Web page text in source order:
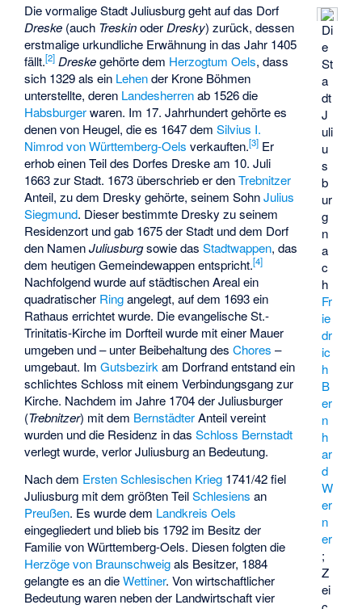
Di
e
St
a
dt
J
uli
u
s
b
ur
g
n
a
c
h
Fr
ie
dr
ic
h
B
er
n
h
ar
d
W
er
n
er
;
Z
ei
Die vormalige Stadt Juliusburg geht auf das Dorf
Dreske (auch TreskinoderDresky) zurück, dessen
erstmalige urkundliche Erwähnung in das Jahr 1405
fällt.[2] Dreskegehörte dem Herzogtum Oels, dass
sich 1329 als ein Lehender Krone Böhmen
unterstellte, deren Landesherrenab 1526 die
Habsburgerwaren. Im 17. Jahrhundert gehörte es
denen von Heugel, die es 1647 demSilvius I.
Nimrod von Württemberg-Oels verkauften.[3] Er
erhob einen Teil des Dorfes Dreske am 10. Juli
1663 zur Stadt. 1673 überschrieb er denTrebnitzer
Anteil, zu dem Dresky gehörte, seinem SohnJulius
Siegmund. Dieser bestimmte Dresky zu seinem
Residenzort und gab 1675 der Stadt und dem Dorf
den NamenJuliusburgsowie dasStadtwappen, das
dem heutigen Gemeindewappen entspricht.[4]
Nachfolgend wurde auf städtischen Areal ein
quadratischer Ringangelegt, auf dem 1693 ein
Rathaus errichtet wurde. Die evangelische St.-
Trinitatis-Kirche im Dorfteil wurde mit einer Mauer
umgeben und – unter Beibehaltung desChores –
umgebaut. ImGutsbezirk am Dorfrand entstand ein
schlichtes Schloss mit einem Verbindungsgang zur
Kirche. Nachdem im Jahre 1704 der Juliusburger
(Trebnitzer) mit dem BernstädterAnteil vereint
wurden und die Residenz in dasSchloss Bernstadt
verlegt wurde, verlor Juliusburg an Bedeutung.
Nach dem Ersten Schlesischen Krieg 1741/42 fiel
Juliusburg mit dem größten TeilSchlesiens an
Preußen. Es wurde dem Landkreis Oels
eingegliedert und blieb bis 1792 im Besitz der
Familie von Württemberg-Oels. Diesen folgten die
Herzöge von Braunschweigals Besitzer, 1884
gelangte es an dieWettiner. Von wirtschaftlicher
Bedeutung waren neben der Landwirtschaft vier